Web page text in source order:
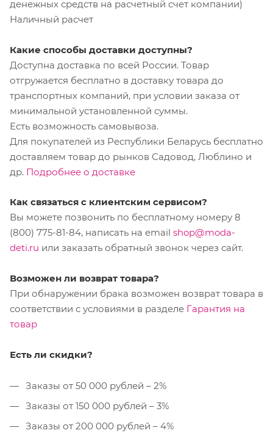
денежных средств на расчетный счет компании)
Наличный расчет
Какие способы доставки доступны?
Доступна доставка по всей России. Товар
отгружается бесплатно в доставку товара до
транспортных компаний, при условии заказа от
минимальной установленной суммы.
Есть возможность самовывоза.
Для покупателей из Республики Беларусь бесплатно
доставляем товар до рынков Садовод, Люблино и
др. Подробнее о доставке
Как связаться с клиентским сервисом?
Вы можете позвонить по бесплатному номеру 8
(800) 775-81-84, написать на email shop@moda-
deti.ru или заказать обратный звонок через сайт.
Возможен ли возврат товара?
При обнаружении брака возможен возврат товара в
соответствии с условиями в разделе Гарантия на
товар
Есть ли скидки?
Заказы от 50 000 рублей – 2%
Заказы от 150 000 рублей – 3%
Заказы от 200 000 рублей – 4%